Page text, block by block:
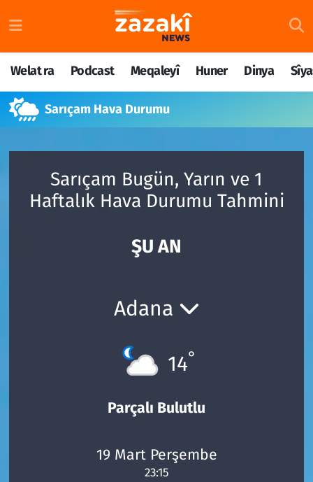
Welat ra Podcast Meqaleyî Huner Dinya
Sarıçam Hava Durumu
Sarıçam Bugün, Yarın ve 1
Haftalık Hava Durumu Tahmini
ŞU AN
Adana
14°
Parçalı Bulutlu
19 Mart Perşembe
23:15
Welat ra
Podcast
Meqaleyî
Dinya
Nöbetçi Eczaneler
Hava Durumu
Namaz Vakitleri
Süper Lig Puan Durumu ve Fikstür